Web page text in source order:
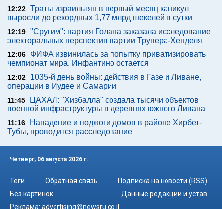
12:22 Траты израильтян в первый месяц каникул
выросли до рекордных 1,77 млрд шекелей в сутки
12:19 "Сругим": партия Голана заказала исследование
электоральных перспектив партии Трупера-Хенделя
12:06
ФИФА извинилась за попытку приватизировать
чемпионат мира. Инфантино остается
12:02
1035-й день войны: действия в Газе и Ливане,
операции в Иудее и Самарии
11:45
ЦАХАЛ: "Хизбалла" создала тысячи объектов
военной инфраструктуры в деревнях южного Ливана
11:16
Нападение и поджоги домов в районе Хирбет-
Тубы, проводится расследование
Четверг, 06 августа 2026 г.
Теги Обратная связь
Подписка на новости (RSS)
Без картинок
Данные редакции и устав
Реклама: advertising@newsru.co.il